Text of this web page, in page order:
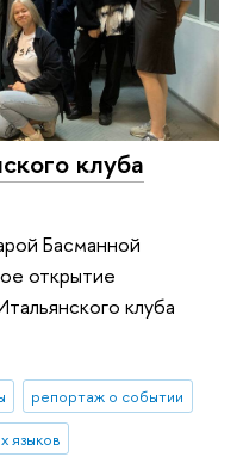
клуба
Басманной
открытие
клуба
репортаж о событии
языков